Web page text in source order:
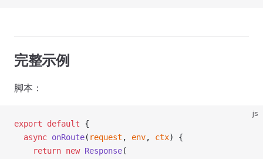
完整示例
脚本：
js
export default {
  async
onRoute( request , env, ctx) {
    return
new Response(